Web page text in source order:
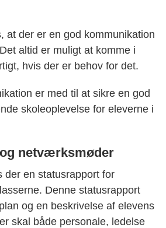
at der er en god kommunikation
altid er muligt at komme i
hvis der er behov for det.
er med til at sikre en god
skoleoplevelse for eleverne i
netværksmøder
der en statusrapport for
Denne statusrapport
og en beskrivelse af elevens
skal både personale, ledelse